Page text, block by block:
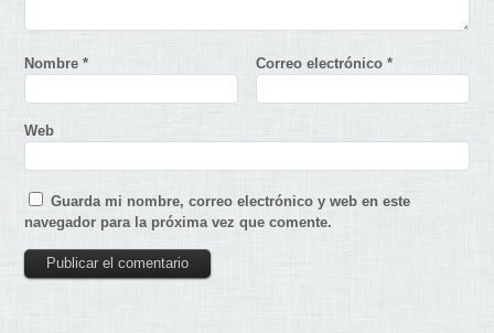
Nombre* Correo electrónico*
Web
Guarda mi nombre, correo electrónico y web en este
navegador para la próxima vez que comente.